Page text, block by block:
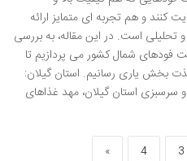
کنند و هم تجربه ای متمایز ارائه
تحلیلی است. در این مقاله، به بررسی
شمال کشور می پردازیم تا
لذت بخش یاری رسانیم. استان گیلان:
سرسبزی استان گیلان، مهد غذاهای
3
4
»